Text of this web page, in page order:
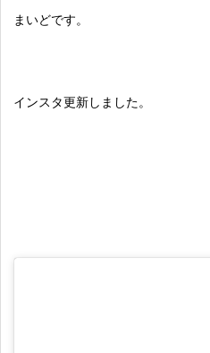
まいどです。
インスタ更新しました。